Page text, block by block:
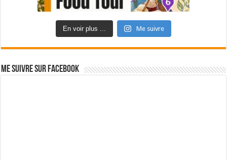
En voir plus ... Me suivre
Me suivre sur Facebook